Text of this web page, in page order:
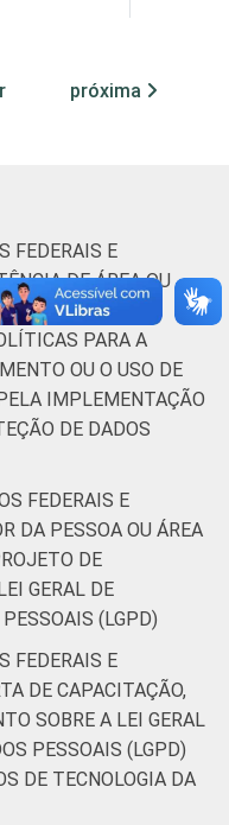
Regional de
da
(Cetic.br),
tecnologias de
no setor público
2023.
próxima
FEDERAIS E
DE ÁREA OU
POR
PARA A
OU O USO DE
IMPLEMENTAÇÃO
DE DADOS
FEDERAIS E
DA PESSOA OU ÁREA
DE
GERAL DE
(LGPD)
FEDERAIS E
DE CAPACITAÇÃO,
SOBRE A LEI GERAL
PESSOAIS (LGPD)
DE TECNOLOGIA DA